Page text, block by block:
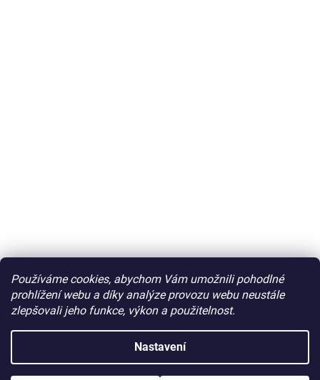
Používáme cookies, abychom Vám umožnili pohodlné
prohlížení webu a díky analýze provozu webu neustále
zlepšovali jeho funkce, výkon a použitelnost.
Nastavení